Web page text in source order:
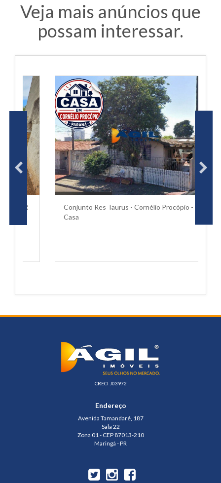
Veja mais anúncios que
possam interessar.
Conjunto Res Taurus - Cornélio Procópio - PR
CRECI J03972
Endereço
Avenida Tamandaré, 187
Sala 22
Zona 01 - CEP 87013-210
Maringá - PR